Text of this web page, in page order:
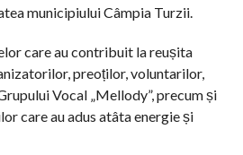
municipiului Câmpia Turzii.
care au contribuit la reușita
preoților, voluntarilor,
Vocal „Mellody”, precum și
care au adus atâta energie și